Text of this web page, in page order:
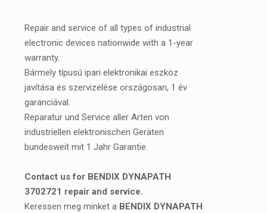
Repair and service of all types of industrial
electronic devices nationwide with a 1-year
warranty.
Bármely típusú ipari elektronikai eszköz
javítása és szervizelése országosan, 1 év
garanciával.
Reparatur und Service aller Arten von
industriellen elektronischen Geräten
bundesweit mit 1 Jahr Garantie.
Contact us for BENDIX DYNAPATH
3702721 repair and service.
Keressen meg minket a BENDIX DYNAPATH